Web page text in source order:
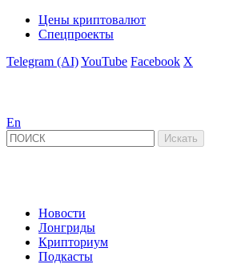
Цены криптовалют
Спецпроекты
Telegram (AI)YouTube Facebook X
En
Новости
Лонгриды
Крипториум
Подкасты